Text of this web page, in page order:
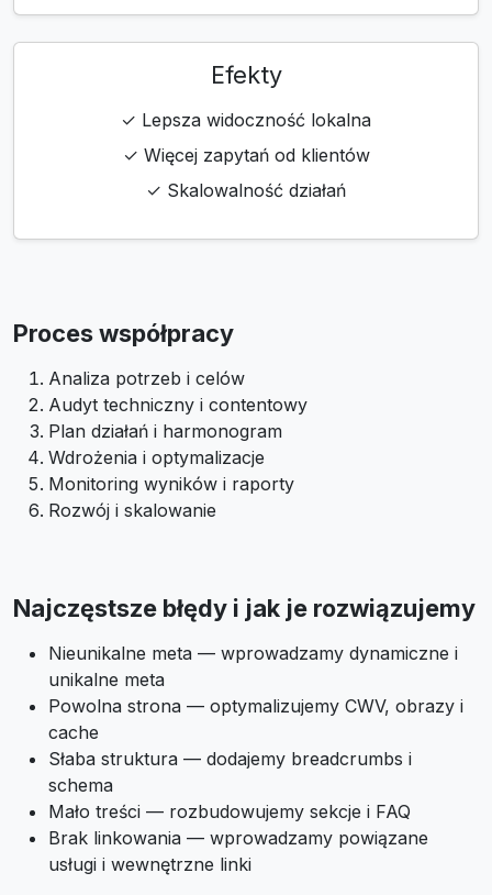
Efekty
✓ Lepsza widoczność lokalna
✓ Więcej zapytań od klientów
✓ Skalowalność działań
Proces współpracy
Analiza potrzeb i celów
Audyt techniczny i contentowy
Plan działań i harmonogram
Wdrożenia i optymalizacje
Monitoring wyników i raporty
Rozwój i skalowanie
Najczęstsze błędy i jak je rozwiązujemy
Nieunikalne meta — wprowadzamy dynamiczne i
unikalne meta
Powolna strona — optymalizujemy CWV, obrazy i
cache
Słaba struktura — dodajemy breadcrumbs i
schema
Mało treści — rozbudowujemy sekcje i FAQ
Brak linkowania — wprowadzamy powiązane
usługi i wewnętrzne linki